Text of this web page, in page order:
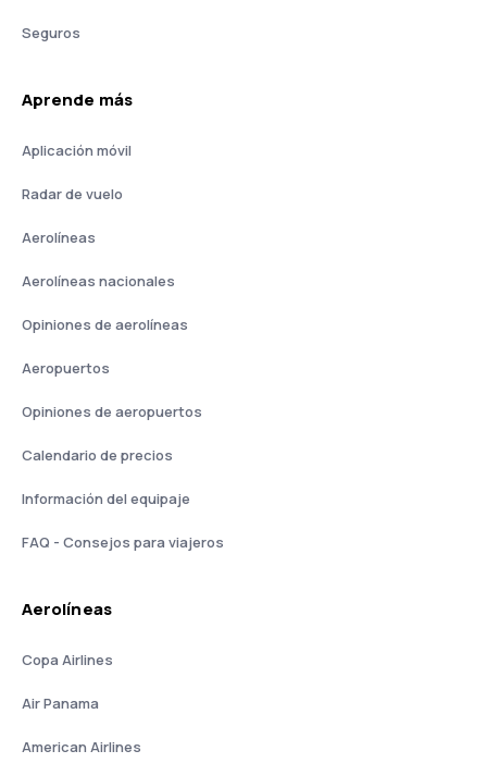
Seguros
Aprende más
Aplicación móvil
Radar de vuelo
Aerolíneas
Aerolíneas nacionales
Opiniones de aerolíneas
Aeropuertos
Opiniones de aeropuertos
Calendario de precios
Información del equipaje
FAQ - Consejos para viajeros
Aerolíneas
Copa Airlines
Air Panama
American Airlines